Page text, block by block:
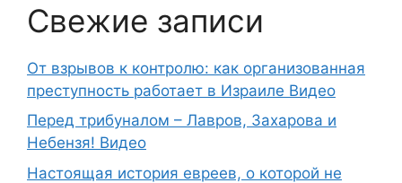
Свежие записи
От взрывов к контролю: как организованная
преступность работает в Израиле Видео
Перед трибуналом – Лавров, Захарова и
Небензя! Видео
Настоящая история евреев, о которой не